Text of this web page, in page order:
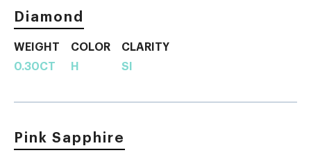
Diamond
WEIGHT
0.30CT
COLOR
H
CLARITY
SI
Pink Sapphire